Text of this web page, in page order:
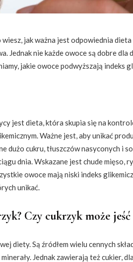
jak ważna jest odpowiednia
Jednak nie każde owoce są dobre
jakie owoce podwyższają indeks
jest dieta, która skupia się na
Ważne jest, aby unikać
dużo cukru, tłuszczów nasyconych i
dnia. Wskazane jest chude mięso,
owoce mają niski indeks
unikać.
Czy cukrzyk może jeść
diety. Są źródłem wielu cennych
Jednak zawierają też cukier,